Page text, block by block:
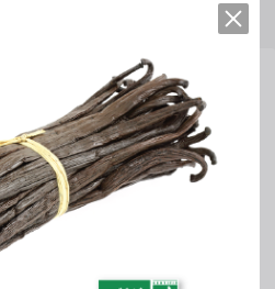
professionnels
0 / 2 / 4
acrylique - Poils
10 cm
19,5 cm